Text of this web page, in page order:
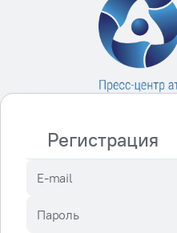
Регистрация
E-mail
Пароль